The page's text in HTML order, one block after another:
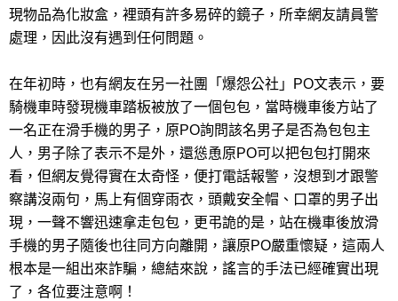
現物品為化妝盒，裡頭有許多易碎的鏡子，所幸網友請員警
處理，因此沒有遇到任何問題。
在年初時，也有網友在另一社團「爆怨公社」PO文表示，要
騎機車時發現機車踏板被放了一個包包，當時機車後方站了
一名正在滑手機的男子，原PO詢問該名男子是否為包包主
人，男子除了表示不是外，還慫恿原PO可以把包包打開來
看，但網友覺得實在太奇怪，便打電話報警，沒想到才跟警
察講沒兩句，馬上有個穿雨衣，頭戴安全帽、口罩的男子出
現，一聲不響迅速拿走包包，更弔詭的是，站在機車後放滑
手機的男子隨後也往同方向離開，讓原PO嚴重懷疑，這兩人
根本是一組出來詐騙，總結來說，謠言的手法已經確實出現
了，各位要注意啊！